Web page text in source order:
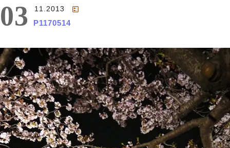
03 11.2013
P1170514